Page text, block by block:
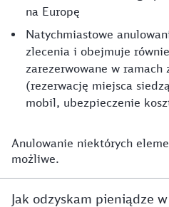
na Europę
Natychmiastowe
zlecenia i obejmuje
zarezerwowane w ramach
(rezerwację miejsca
mobil, ubezpieczenie
Anulowanie niektórych
możliwe.
Jak odzyskam pieniądze